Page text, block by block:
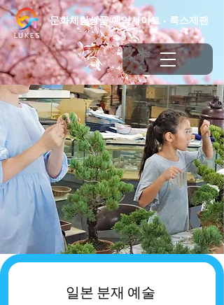
문화체험상품 예약사이트 - 룩스제팬
LUKES
​일본 분재 예술